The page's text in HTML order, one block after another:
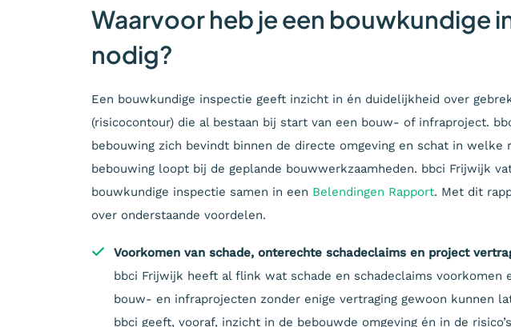
Waarvoor heb je een bouwkundige
nodig?
Een bouwkundige inspectie geeft inzicht in én duidelijkheid over
(risicocontour) die al bestaan bij start van een bouw- of infraproject.
bebouwing zich bevindt binnen de directe omgeving en schat in welke
bebouwing loopt bij de geplande bouwwerkzaamheden. bbci Frijwijk
bouwkundige inspectie samen in een Belendingen Rapport. Met dit
over onderstaande voordelen.
Voorkomen van schade, onterechte schadeclaims en project
bbci Frijwijk heeft al flink wat schade en schadeclaims voorkomen
bouw- en infraprojecten zonder enige vertraging gewoon kunnen
bbci geeft, vooraf, inzicht in de bebouwde omgeving én in de